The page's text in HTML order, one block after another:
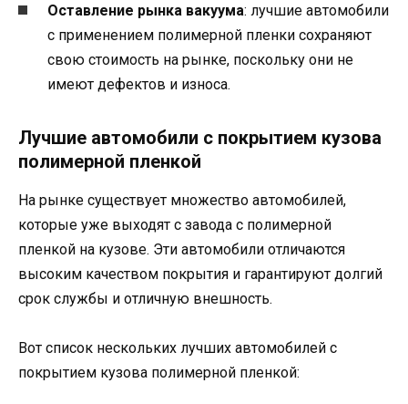
Оставление рынка вакуума: лучшие автомобили
с применением полимерной пленки сохраняют
свою стоимость на рынке, поскольку они не
имеют дефектов и износа.
Лучшие автомобили с покрытием кузова
полимерной пленкой
На рынке существует множество автомобилей,
которые уже выходят с завода с полимерной
пленкой на кузове. Эти автомобили отличаются
высоким качеством покрытия и гарантируют долгий
срок службы и отличную внешность.
Вот список нескольких лучших автомобилей с
покрытием кузова полимерной пленкой: